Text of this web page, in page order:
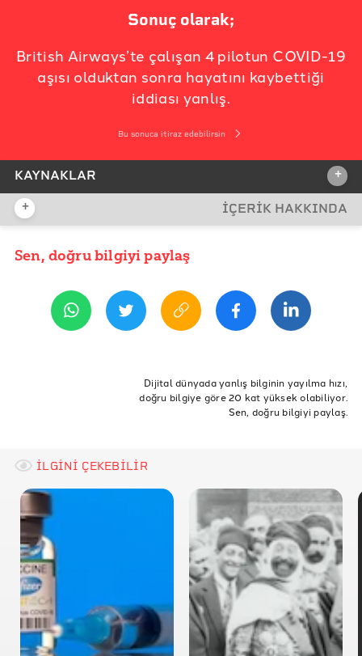
Sonuç olarak;
British Airways’te çalışan 4 pilotun COVID-19
aşısı olduktan sonra hayatını kaybettiği
iddiası yanlış.
Bu sonuca itiraz edebilirsin
KAYNAKLAR +
İDDİA KAYNAĞI
İddia Kaynağı
REFERANSLAR
British Airways Resmi Twitter Hesabı
Reuters
+ İÇERİK HAKKINDA
YAYIN TARİHİ
Sen, doğru bilgiyi paylaş
Dijital dünyada yanlış bilginin yayılma hızı,
doğru bilgiye göre 20 kat yüksek olabiliyor.
Sen, doğru bilgiyi paylaş.
İLGİNİ ÇEKEBİLİR